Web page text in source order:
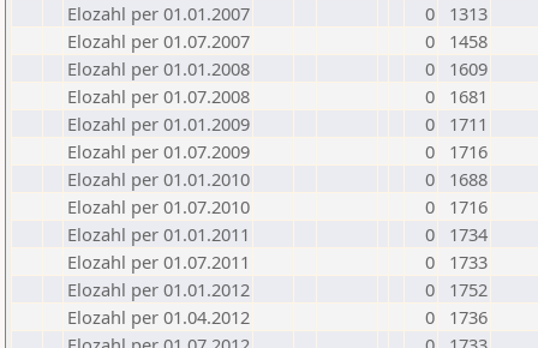
Elozahl per 01.01.2007
0
1313
Elozahl per 01.07.2007
0
1458
Elozahl per 01.01.2008
0
1609
Elozahl per 01.07.2008
0
1681
Elozahl per 01.01.2009
0
1711
Elozahl per 01.07.2009
0
1716
Elozahl per 01.01.2010
0
1688
Elozahl per 01.07.2010
0
1716
Elozahl per 01.01.2011
0
1734
Elozahl per 01.07.2011
0
1733
Elozahl per 01.01.2012
0
1752
Elozahl per 01.04.2012
0
1736